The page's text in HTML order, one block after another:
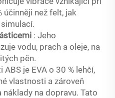
účinněji než felt, jak
: Jeho
vodu, prach a oleje, na
pěn.
ABS je EVA o 30 % lehčí,
vlastnosti a zároveň
na dopravu. Tato